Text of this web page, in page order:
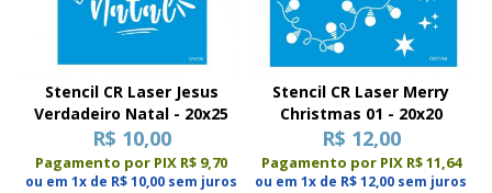
Stencil CR Laser Jesus
Verdadeiro Natal - 20x25
R$ 10,00
Pagamento por PIX R$ 9,70
ou em 1x de R$ 10,00 sem juros
Stencil CR Laser Merry
Christmas 01 - 20x20
R$ 12,00
Pagamento por PIX R$ 11,64
ou em 1x de R$ 12,00 sem juros